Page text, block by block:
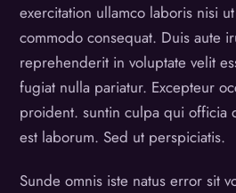
exercitation ullamco laboris nisi
commodo consequat. Duis aute
reprehenderit in voluptate velit
fugiat nulla pariatur. Excepteur
proident. suntin culpa qui officia
est laborum. Sed ut perspiciatis.
Sunde omnis iste natus error sit